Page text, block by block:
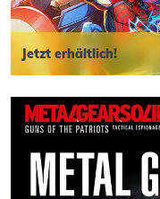
Jetzt erhältlich!